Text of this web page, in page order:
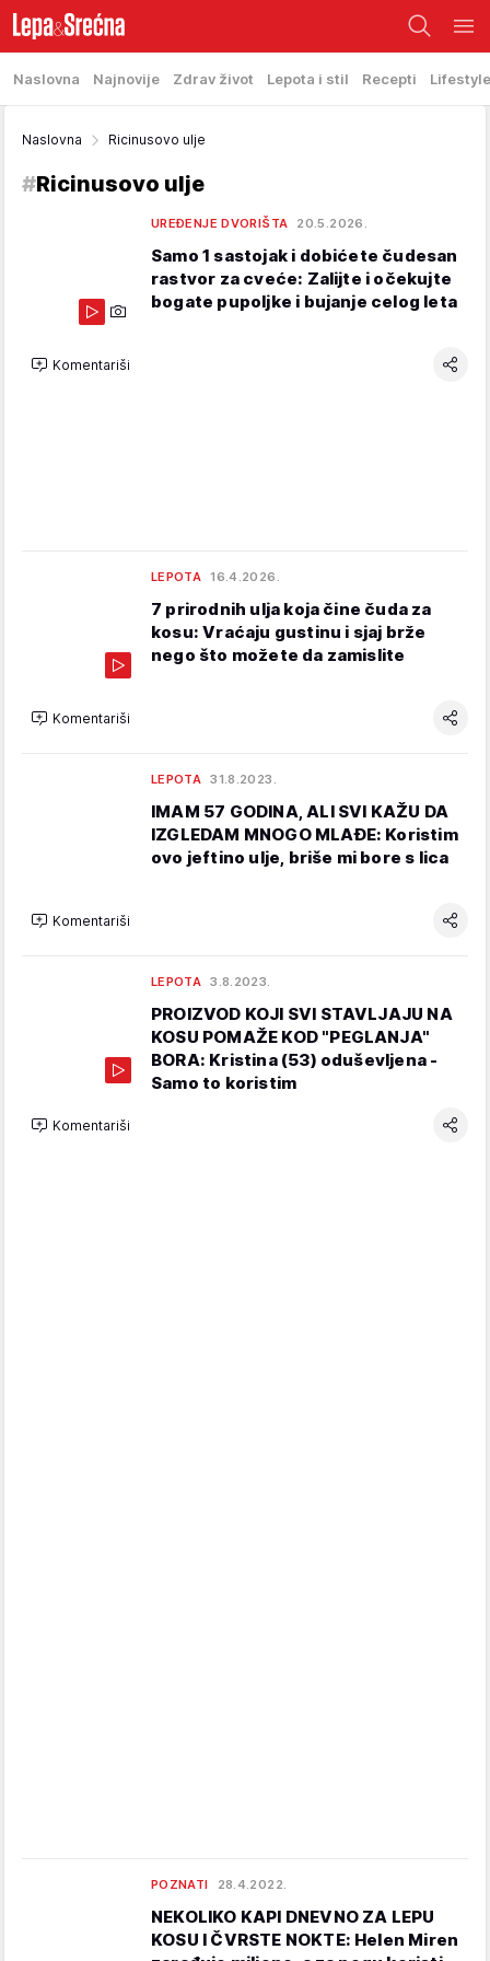
Naslovna Najnovije Zdrav život Lepota i stil Recepti Lifestyle
Naslovna Ricinusovo ulje
#Ricinusovo ulje
UREĐENJE DVORIŠTA 20.5.2026.
Samo 1 sastojak i dobićete čudesan
rastvor za cveće: Zalijte i očekujte
bogate pupoljke i bujanje celog leta
Komentariši
LEPOTA 16.4.2026.
7 prirodnih ulja koja čine čuda za
kosu: Vraćaju gustinu i sjaj brže
nego što možete da zamislite
Komentariši
LEPOTA 31.8.2023.
IMAM 57 GODINA, ALI SVI KAŽU DA
IZGLEDAM MNOGO MLAĐE: Koristim
ovo jeftino ulje, briše mi bore s lica
Komentariši
LEPOTA 3.8.2023.
PROIZVOD KOJI SVI STAVLJAJU NA
KOSU POMAŽE KOD "PEGLANJA"
BORA: Kristina (53) oduševljena -
Samo to koristim
Komentariši
POZNATI 28.4.2022.
NEKOLIKO KAPI DNEVNO ZA LEPU
KOSU I ČVRSTE NOKTE: Helen Miren